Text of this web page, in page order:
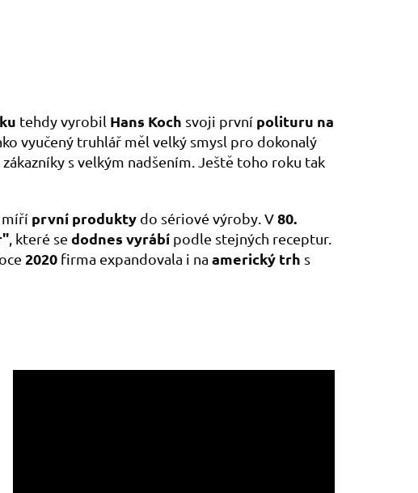
tehdy vyrobil Hans Koch svoji první polituru na
vyučený truhlář měl velký smysl pro dokonalý
s velkým nadšením. Ještě toho roku tak
míří první produkty do sériové výroby. V80.
, které se dodnes vyrábí podle stejných receptur.
2020 firma expandovala i na americký trh s